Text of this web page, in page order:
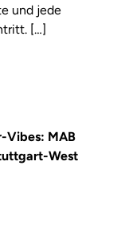
und jede
[…]
Vibes: MAB
West